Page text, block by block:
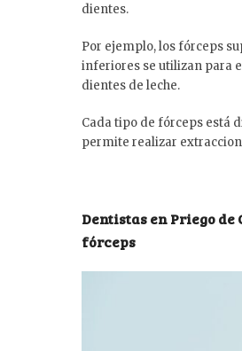
dientes.
Por ejemplo, los fórceps
inferiores se utilizan para
dientes de leche.
Cada tipo de fórceps está
permite realizar
Dentistas en Priego
fórceps